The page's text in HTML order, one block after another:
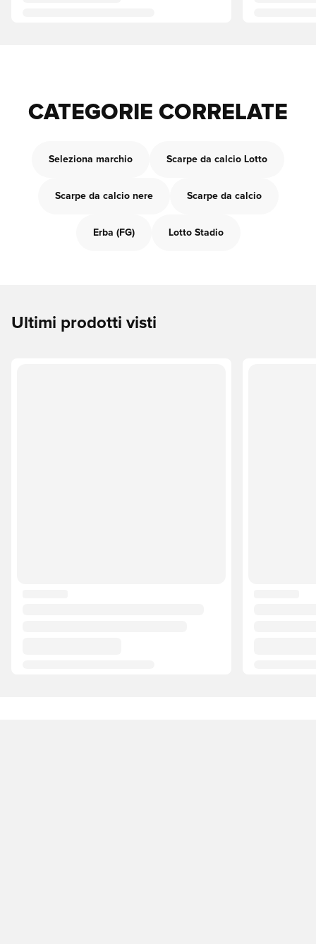
CATEGORIE CORRELATE
Seleziona marchio Scarpe da calcio Lotto
Scarpe da calcio nere Scarpe da calcio
Erba (FG) Lotto Stadio
Ultimi prodotti visti